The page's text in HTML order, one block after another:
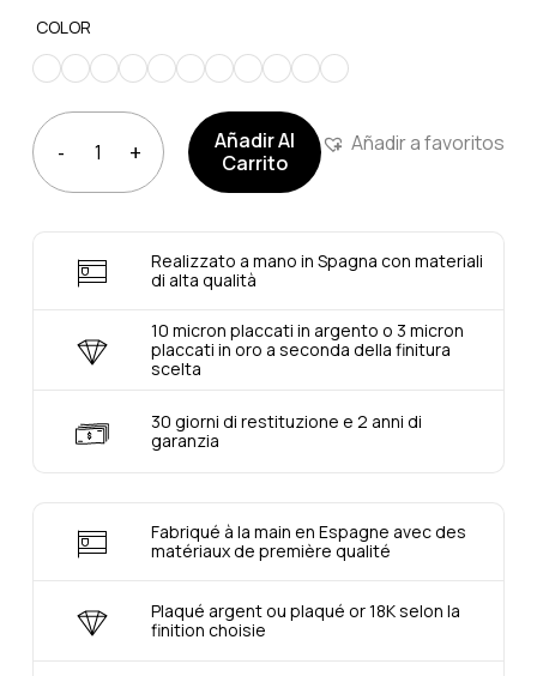
COLOR
Añadir Al
Carrito
Añadir a favoritos
Realizzato a mano in Spagna con materiali
di alta qualità
10 micron placcati in argento o 3 micron
placcati in oro a seconda della finitura
scelta
30 giorni di restituzione e 2 anni di
garanzia
Fabriqué à la main en Espagne avec des
matériaux de première qualité
Plaqué argent ou plaqué or 18K selon la
finition choisie